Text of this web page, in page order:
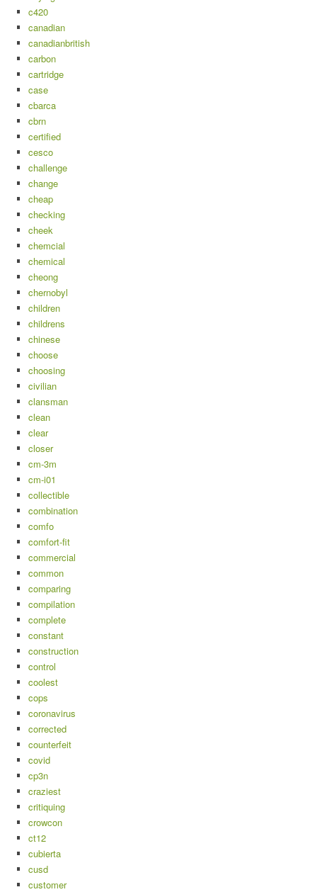
c420
canadian
canadianbritish
carbon
cartridge
case
cbarca
cbrn
certified
cesco
challenge
change
cheap
checking
cheek
chemcial
chemical
cheong
chernobyl
children
childrens
chinese
choose
choosing
civilian
clansman
clean
clear
closer
cm-3m
cm-i01
collectible
combination
comfo
comfort-fit
commercial
common
comparing
compilation
complete
constant
construction
control
coolest
cops
coronavirus
corrected
counterfeit
covid
cp3n
craziest
critiquing
crowcon
ct12
cubierta
cusd
customer